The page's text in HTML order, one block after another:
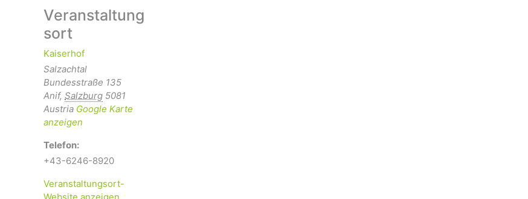
Veranstaltung
sort
Kaiserhof
Salzachtal
Bundesstraße 135
Anif, Salzburg 5081
Austria Google Karte
anzeigen
Telefon:
+43-6246-8920
Veranstaltungsort-